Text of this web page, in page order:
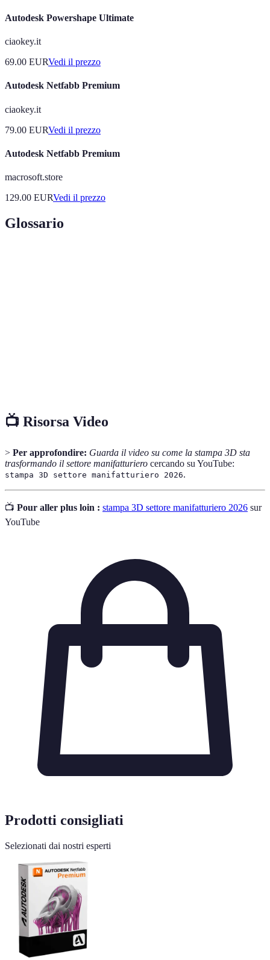
Autodesk Powershape Ultimate
ciaokey.it
69.00 EURVedi il prezzo
Autodesk Netfabb Premium
ciaokey.it
79.00 EURVedi il prezzo
Autodesk Netfabb Premium
macrosoft.store
129.00 EURVedi il prezzo
Glossario
📺 Risorsa Video
> Per approfondire: Guarda il video su come la stampa 3D sta
trasformando il settore manifatturiero cercando su YouTube:
stampa 3D settore manifatturiero 2026.
📺 Pour aller plus loin : stampa 3D settore manifatturiero 2026 sur
YouTube
Prodotti consigliati
Selezionati dai nostri esperti